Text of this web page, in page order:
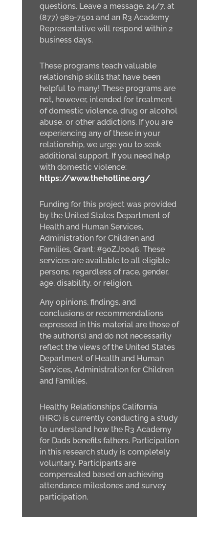
questions. Leave a message, 24/7, at
(877) 989-7501 and an R3 Academy
Representative will respond within 2
business days.
These programs teach valuable
relationship skills that have been
helpful to many! These programs are
not, however, intended for treatment
of domestic violence, drug or alcohol
abuse, or other addictions. If you are
experiencing any of these in your
relationship, we urge you to seek
additional support. If you need help
with domestic violence:
https://www.thehotline.org/
Funding for this project was provided
by the United States Department of
Health and Human Services,
Administration for Children and
Families, Grant: #90ZJ0046. These
services are available to all eligible
persons, regardless of race, gender,
age, disability, or religion.
Any opinions, findings, and
conclusions or recommendations
expressed in this material are those of
the author(s) and do not necessarily
reflect the views of the United States
Department of Health and Human
Services, Administration for Children
and Families.
Healthy Relationships California
(HRC) is currently conducting a study
to understand how the R3 Academy
for Dads benefits fathers. Participation
in this research study is completely
voluntary. Participants are
compensated based on achieving
attendance milestones and survey
participation.